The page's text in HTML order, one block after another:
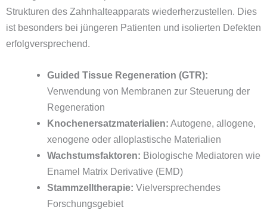
Strukturen des Zahnhalteapparats wiederherzustellen. Dies
ist besonders bei jüngeren Patienten und isolierten Defekten
erfolgversprechend.
Guided Tissue Regeneration (GTR):
Verwendung von Membranen zur Steuerung der
Regeneration
Knochenersatzmaterialien: Autogene, allogene,
xenogene oder alloplastische Materialien
Wachstumsfaktoren: Biologische Mediatoren wie
Enamel Matrix Derivative (EMD)
Stammzelltherapie: Vielversprechendes
Forschungsgebiet